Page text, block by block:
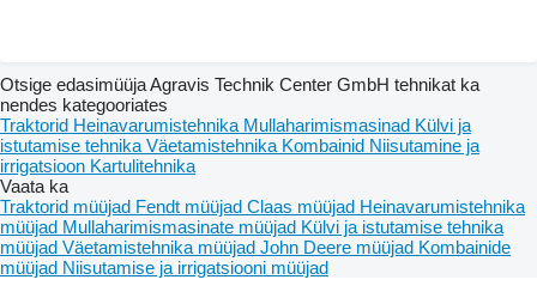
Otsige edasimüüja Agravis Technik Center GmbH tehnikat ka
nendes kategooriates
Traktorid Heinavarumistehnika Mullaharimismasinad Külvi ja
istutamise tehnika Väetamistehnika Kombainid Niisutamine ja
irrigatsioon Kartulitehnika
Vaata ka
Traktorid müüjad Fendt müüjad Claas müüjad Heinavarumistehnika
müüjad Mullaharimismasinate müüjad Külvi ja istutamise tehnika
müüjad Väetamistehnika müüjad John Deere müüjad Kombainide
müüjad Niisutamise ja irrigatsiooni müüjad